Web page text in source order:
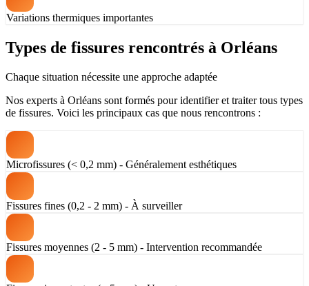
Variations thermiques importantes
Types de fissures rencontrés à Orléans
Chaque situation nécessite une approche adaptée
Nos experts à Orléans sont formés pour identifier et traiter tous types
de fissures. Voici les principaux cas que nous rencontrons :
Microfissures (< 0,2 mm) - Généralement esthétiques
Fissures fines (0,2 - 2 mm) - À surveiller
Fissures moyennes (2 - 5 mm) - Intervention recommandée